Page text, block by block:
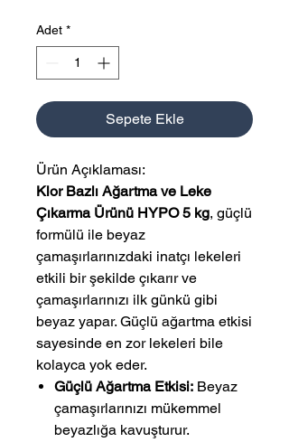
Adet *
Sepete Ekle
Ürün Açıklaması:
Klor Bazlı Ağartma ve Leke
Çıkarma Ürünü HYPO 5 kg, güçlü
formülü ile beyaz
çamaşırlarınızdaki inatçı lekeleri
etkili bir şekilde çıkarır ve
çamaşırlarınızı ilk günkü gibi
beyaz yapar. Güçlü ağartma etkisi
sayesinde en zor lekeleri bile
kolayca yok eder.
Güçlü Ağartma Etkisi: Beyaz
çamaşırlarınızı mükemmel
beyazlığa kavuşturur.